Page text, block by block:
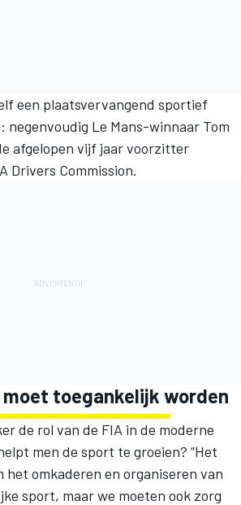
een plaatsvervangend sportief
negenvoudig Le Mans-winnaar Tom
afgelopen vijf jaar voorzitter
Drivers Commission.
toegankelijk worden
de rol van de FIA in de moderne
men de sport te groeien? “Het
het omkaderen en organiseren van
sport, maar we moeten ook zorg